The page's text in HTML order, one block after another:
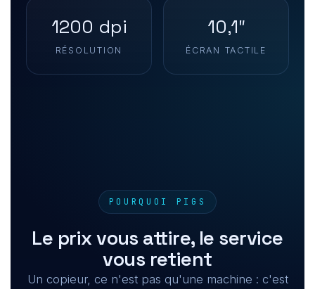
1200 dpi
RÉSOLUTION
10,1″
ÉCRAN TACTILE
POURQUOI PIGS
Le prix vous attire, le service
vous retient
Un copieur, ce n'est pas qu'une machine : c'est